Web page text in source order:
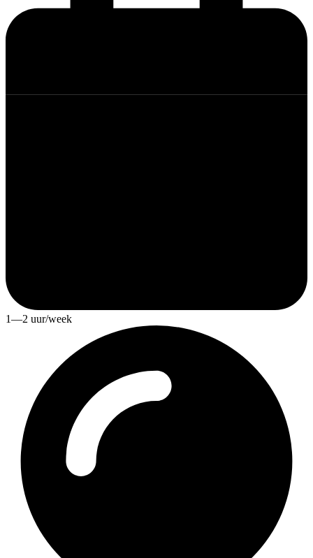
1—2 uur/week